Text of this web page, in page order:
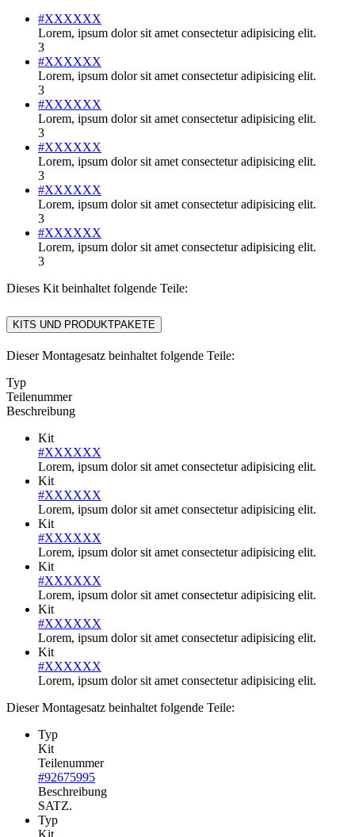
#XXXXXX
Lorem, ipsum dolor sit amet consectetur adipisicing elit.
3
#XXXXXX
Lorem, ipsum dolor sit amet consectetur adipisicing elit.
3
#XXXXXX
Lorem, ipsum dolor sit amet consectetur adipisicing elit.
3
#XXXXXX
Lorem, ipsum dolor sit amet consectetur adipisicing elit.
3
#XXXXXX
Lorem, ipsum dolor sit amet consectetur adipisicing elit.
3
#XXXXXX
Lorem, ipsum dolor sit amet consectetur adipisicing elit.
3
Dieses Kit beinhaltet folgende Teile:
KITS UND PRODUKTPAKETE
Dieser Montagesatz beinhaltet folgende Teile:
Typ
Teilenummer
Beschreibung
Kit
#XXXXXX
Lorem, ipsum dolor sit amet consectetur adipisicing elit.
Kit
#XXXXXX
Lorem, ipsum dolor sit amet consectetur adipisicing elit.
Kit
#XXXXXX
Lorem, ipsum dolor sit amet consectetur adipisicing elit.
Kit
#XXXXXX
Lorem, ipsum dolor sit amet consectetur adipisicing elit.
Kit
#XXXXXX
Lorem, ipsum dolor sit amet consectetur adipisicing elit.
Kit
#XXXXXX
Lorem, ipsum dolor sit amet consectetur adipisicing elit.
Dieser Montagesatz beinhaltet folgende Teile:
Typ
Kit
Teilenummer
#92675995
Beschreibung
SATZ.
Typ
Kit